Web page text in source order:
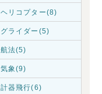
ヘリコプター(8)
グライダー(5)
航法(5)
気象(9)
計器飛行(6)